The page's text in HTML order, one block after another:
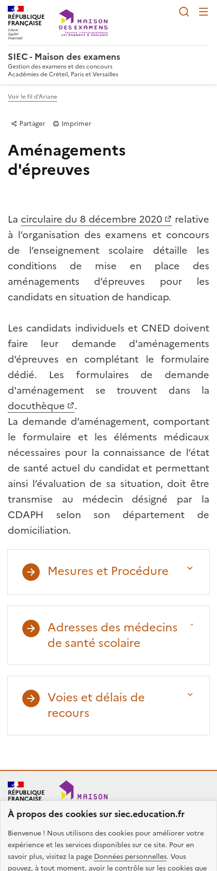
À propos des cookies sur siec.education.fr
Bienvenue ! Nous utilisons des cookies pour améliorer votre
expérience et les services disponibles sur ce site. Pour en
savoir plus, visitez la page Données personnelles. Vous
pouvez, à tout moment, avoir le contrôle sur les cookies que
RÉPUBLIQUE
FRANÇAISE
SIEC - Maison des examens
Gestion des examens et des concours
Académies de Créteil, Paris et Versailles
Voir le fil d’Ariane
Partager Imprimer
Aménagements
d'épreuves
Partager sur Facebook
Partager sur Twitter
Partager sur LinkedIn
Partager par email
Copier dans le
La circulaire du 8 décembre 2020
relative
à l’organisation des examens et concours
de l’enseignement scolaire détaille les
conditions de mise en place des
aménagements d’épreuves pour les
candidats en situation de handicap.
Les candidats individuels et CNED doivent
faire leur demande d'aménagements
d'épreuves en complétant le formulaire
dédié. Les formulaires de demande
d'aménagement se trouvent dans la
docuthèque
.
La demande d’aménagement, comportant
le formulaire et les éléments médicaux
nécessaires pour la connaissance de l’état
de santé actuel du candidat et permettant
ainsi l’évaluation de sa situation, doit être
transmise au médecin désigné par la
CDAPH selon son département de
domiciliation.
Mesures et Procédure
Adresses des médecins
de santé scolaire
Voies et délais de
recours
RÉPUBLIQUE
FRANÇAISE
SIEC - Maison des examens
Académies de Créteil, Paris et Versailles
7, rue Ernest Renan
94749 ARCUEIL CEDEX